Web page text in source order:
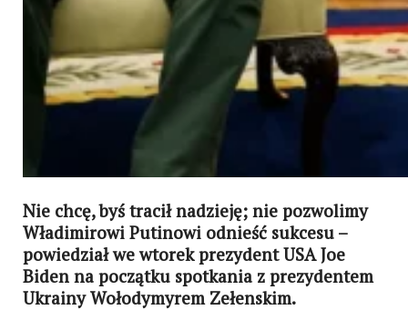
Nie chcę, byś tracił nadzieję; nie pozwolimy
Władimirowi Putinowi odnieść sukcesu –
powiedział we wtorek prezydent USA Joe
Biden na początku spotkania z prezydentem
Ukrainy Wołodymyrem Zełenskim.